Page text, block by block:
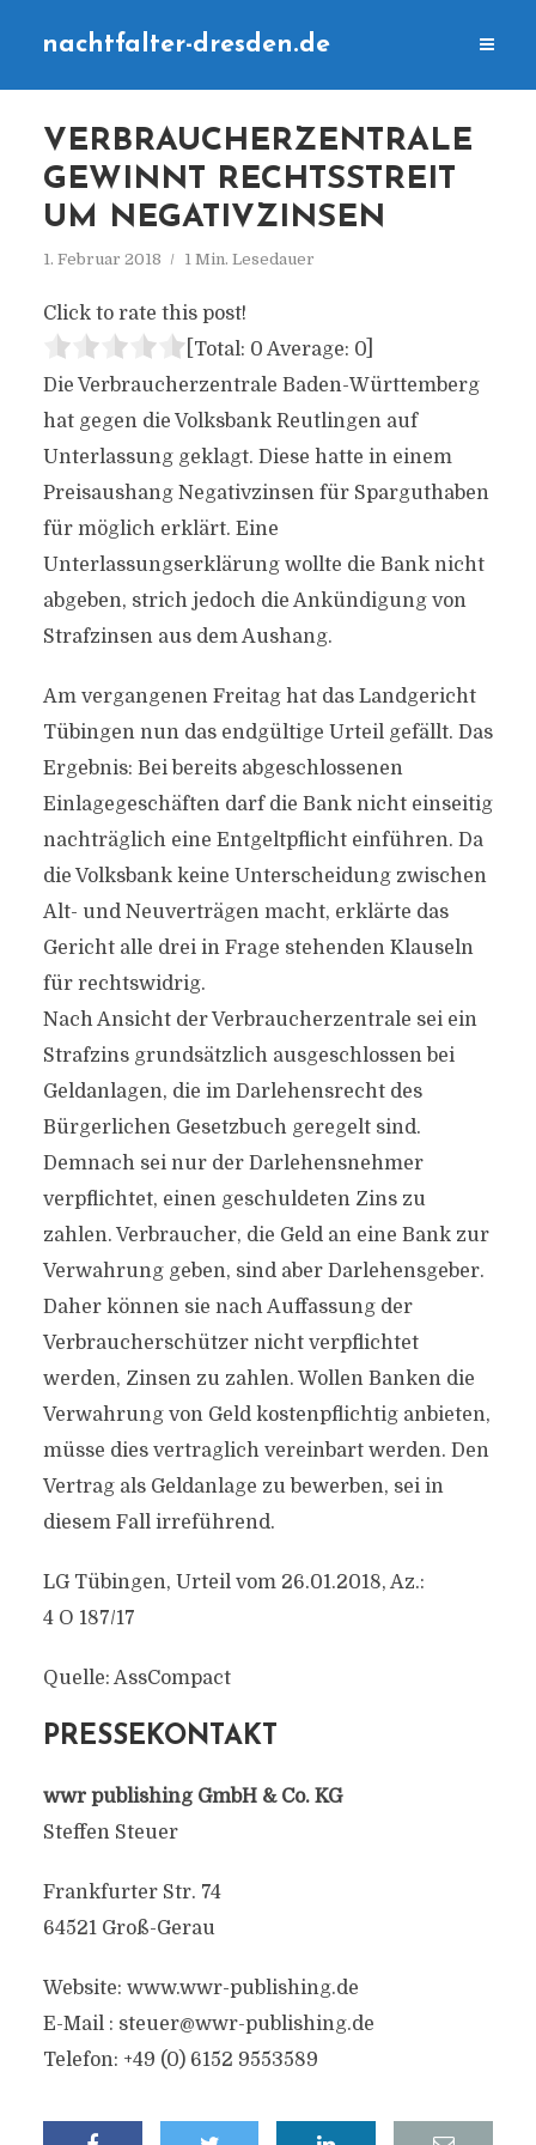
nachtfalter-dresden.de
VERBRAUCHERZENTRALE
GEWINNT RECHTSSTREIT
UM NEGATIVZINSEN
1. Februar 2018 1 Min. Lesedauer
Click to rate this post!
[Total: 0 Average: 0]
Die Verbraucherzentrale Baden-Württemberg
hat gegen die Volksbank Reutlingen auf
Unterlassung geklagt. Diese hatte in einem
Preisaushang Negativzinsen für Sparguthaben
für möglich erklärt. Eine
Unterlassungserklärung wollte die Bank nicht
abgeben, strich jedoch die Ankündigung von
Strafzinsen aus dem Aushang.
Am vergangenen Freitag hat das Landgericht
Tübingen nun das endgültige Urteil gefällt. Das
Ergebnis: Bei bereits abgeschlossenen
Einlagegeschäften darf die Bank nicht einseitig
nachträglich eine Entgeltpflicht einführen. Da
die Volksbank keine Unterscheidung zwischen
Alt- und Neuverträgen macht, erklärte das
Gericht alle drei in Frage stehenden Klauseln
für rechtswidrig.
Nach Ansicht der Verbraucherzentrale sei ein
Strafzins grundsätzlich ausgeschlossen bei
Geldanlagen, die im Darlehensrecht des
Bürgerlichen Gesetzbuch geregelt sind.
Demnach sei nur der Darlehensnehmer
verpflichtet, einen geschuldeten Zins zu
zahlen. Verbraucher, die Geld an eine Bank zur
Verwahrung geben, sind aber Darlehensgeber.
Daher können sie nach Auffassung der
Verbraucherschützer nicht verpflichtet
werden, Zinsen zu zahlen. Wollen Banken die
Verwahrung von Geld kostenpflichtig anbieten,
müsse dies vertraglich vereinbart werden. Den
Vertrag als Geldanlage zu bewerben, sei in
diesem Fall irreführend.
LG Tübingen, Urteil vom 26.01.2018, Az.:
4 O 187/17
Quelle: AssCompact
PRESSEKONTAKT
wwr publishing GmbH & Co. KG
Steffen Steuer
Frankfurter Str. 74
64521 Groß-Gerau
Website: www.wwr-publishing.de
E-Mail : steuer@wwr-publishing.de
Telefon: +49 (0) 6152 9553589